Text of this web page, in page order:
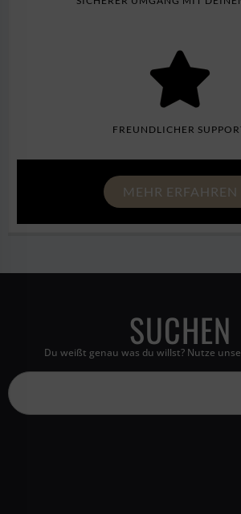
FREUNDLICHER
MEHR ERFAHREN
SUCHEN
Du weißt genau was du willst? Nutze